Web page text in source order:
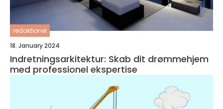
redaktionel
18. January 2024
Indretningsarkitektur: Skab dit drømmehjem
med professionel ekspertise